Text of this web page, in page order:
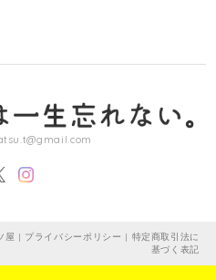
屋 | プライバシーポリシー | 特定商取引法に
基づく表記